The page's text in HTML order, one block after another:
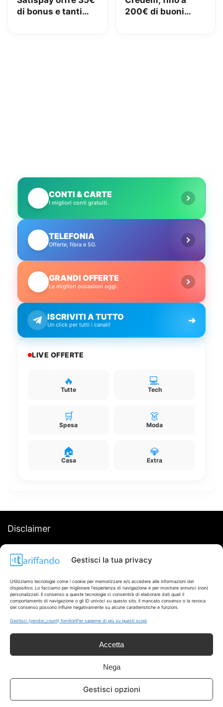
Gestisci la tua privacy
Utilizziamo tecnologie come i cookie per memorizzare e/o accedere alle informazioni del
dispositivo. Lo facciamo per migliorare l'esperienza di navigazione e per mostrare annunci (non)
personalizzati. Il consenso a queste tecnologie ci consentirà di elaborare dati quali il
comportamento di navigazione o gli ID univoci su questo sito. Il mancato consenso o la revoca
del consenso possono influire negativamente su alcune caratteristiche e funzioni.
Gestisci {vendor_count} fornitoriPer saperne di più su questi scopi
Accetta
Nega
Gestisci opzioni
di bonus e tanti
200€ di buoni
CONTI & CARTE
I migliori conti gratuiti.
TELEFONIA
Offerte, fibra e 5G.
GRANDI OFFERTE
Le migliori occasioni oggi.
ISCRIVITI A TUTTO
Un click per tutti i canali! ➔
LIVE OFFERTE
🔥
Tutte
💻
Tech
🛒
Spesa
👗
Moda
🏠
Casa
💎
Extra
Disclaimer
segnalate possono subire variazioni: verifica sempre le condizioni
Info
In qualità di Affiliato Amazon ed eBay, Tariffando riceve un
guadagno dagli acquisti idonei.